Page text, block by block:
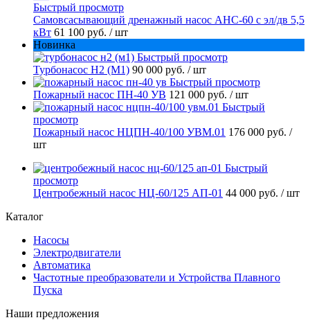
Быстрый просмотр
Самовсасывающий дренажный насос АНС-60 с эл/дв 5,5
кВт 61 100 руб. / шт
Новинка
Быстрый просмотр
Турбонасос Н2 (М1) 90 000 руб. / шт
Быстрый просмотр
Пожарный насос ПН-40 УВ 121 000 руб. / шт
Быстрый
просмотр
Пожарный насос НЦПН-40/100 УВМ.01 176 000 руб. /
шт
Быстрый
просмотр
Центробежный насос НЦ-60/125 АП-01 44 000 руб. / шт
Каталог
Насосы
Электродвигатели
Автоматика
Частотные преобразователи и Устройства Плавного
Пуска
Наши предложения